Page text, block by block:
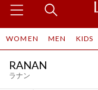
WOMEN MEN KIDS
RANAN
ラナン